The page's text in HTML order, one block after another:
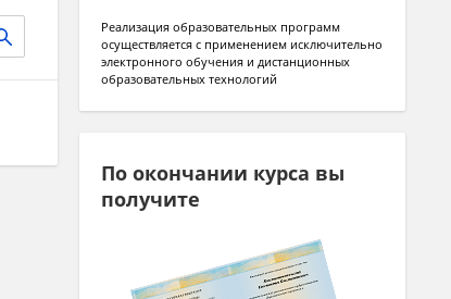
Реализация образовательных программ
осуществляется с применением исключительно
электронного обучения и дистанционных
образовательных технологий
По окончании курса вы
получите